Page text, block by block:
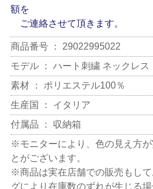
額を
ご連絡させて頂きます。
商品番号 ： 29022995022
モデル ： ハート刺繍 ネックレ
素材 ： ポリエステル100％
生産国 ： イタリア
付属品 ： 収納箱
※モニターにより、色の見え方が
とがございます。
※商品は実在店舗での販売もし
グにより在庫数のずれが生じる